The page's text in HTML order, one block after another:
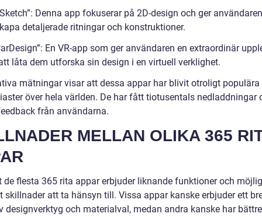
Denna app fokuserar på 2D-design och ger
detaljerade ritningar och konstruktioner.
En VR-app som ger användaren en extraordinär
låta dem utforska sin design i en virtuell verklighet.
mätningar visar att dessa appar har blivit otroligt populära
över hela världen. De har fått tiotusentals nedladdningar
från användarna.
MELLAN OLIKA 365
de flesta 365 rita appar erbjuder liknande funktioner och
skillnader att ta hänsyn till. Vissa appar kanske erbjuder ett
designverktyg och materialval, medan andra kanske har bättre